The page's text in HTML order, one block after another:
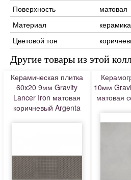
Поверхность
матовая
Материал
керамика
Цветовой тон
Другие товары из этой
Керамическая плитка
60x20 9мм Gravity
Lancer Iron матовая
коричневый Argenta
10мм
матовая